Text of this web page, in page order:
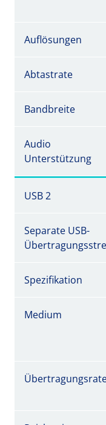
Auflösungen
Abtastrate
Bandbreite
Audio
Unterstützung
USB 2
Separate USB-
Spezifikation
Medium